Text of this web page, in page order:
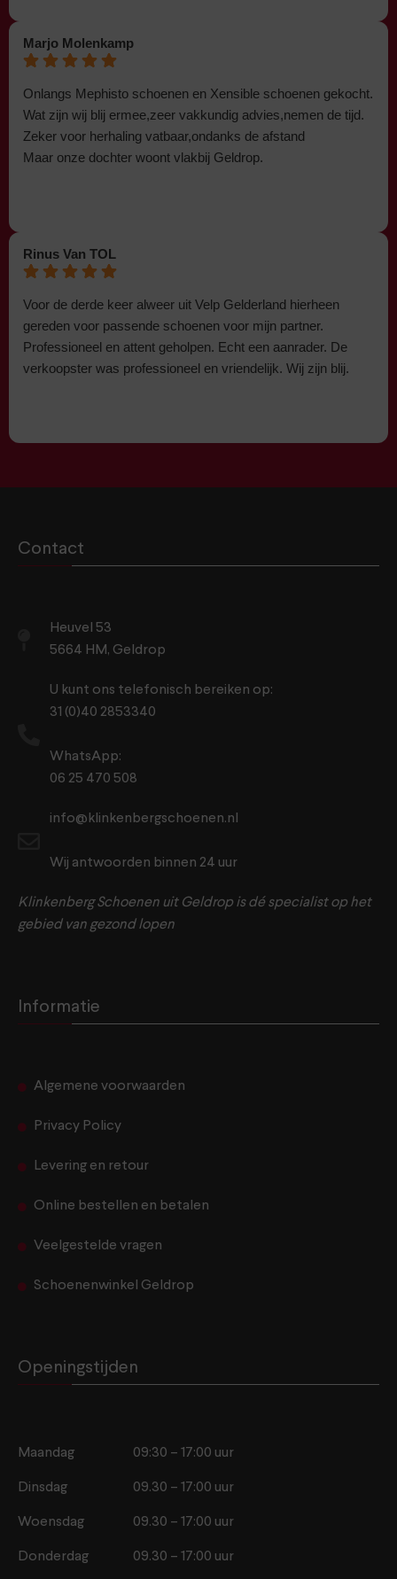
Marjo Molenkamp
Onlangs Mephisto schoenen en Xensible schoenen gekocht.
Wat zijn wij blij ermee,zeer vakkundig advies,nemen de tijd.
Zeker voor herhaling vatbaar,ondanks de afstand
Maar onze dochter woont vlakbij Geldrop.
Rinus Van TOL
Voor de derde keer alweer uit Velp Gelderland hierheen
gereden voor passende schoenen voor mijn partner.
Professioneel en attent geholpen. Echt een aanrader. De
verkoopster was professioneel en vriendelijk. Wij zijn blij.
Contact
Heuvel 53
5664 HM, Geldrop
U kunt ons telefonisch bereiken op:
31 (0)40 2853340
WhatsApp:
06 25 470 508
info@klinkenbergschoenen.nl
Wij antwoorden binnen 24 uur
Klinkenberg Schoenen uit Geldrop is dé specialist op het
gebied van gezond lopen
Informatie
Algemene voorwaarden
Privacy Policy
Levering en retour
Online bestellen en betalen
Veelgestelde vragen
Schoenenwinkel Geldrop
Openingstijden
Maandag 09:30 – 17:00 uur
Dinsdag 09.30 – 17:00 uur
Woensdag 09.30 – 17:00 uur
Donderdag 09.30 – 17:00 uur